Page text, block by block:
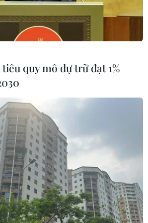
vớt cá chết dạt vào bờ hồ. (Ảnh: Quốc
Dũng/TTXVN)
Văn Hùng - Giám đốc Sở Tài
Đà Nẵng, cho biết hiện
loạt tại hồ Thạc Gián (Thanh
Nẵng) những ngày qua là do
quy mô dự trữ đạt 1%